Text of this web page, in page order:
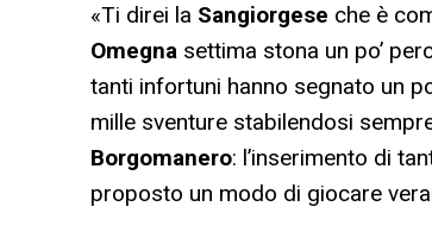
«Ti direi la Sangiorgese che è
Omegna settima stona un po’
tanti infortuni hanno segnato un
mille sventure stabilendosi
Borgomanero: l’inserimento di
proposto un modo di giocare